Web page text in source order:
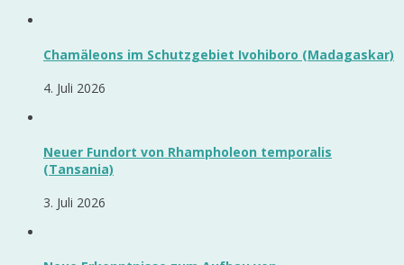
Chamäleons im Schutzgebiet Ivohiboro (Madagaskar)
4. Juli 2026
Neuer Fundort von Rhampholeon temporalis
(Tansania)
3. Juli 2026